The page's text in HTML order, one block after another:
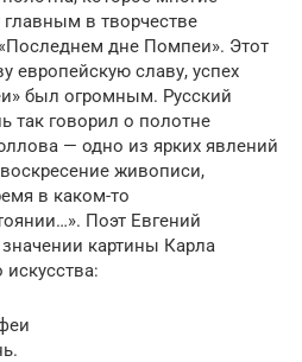
в творчестве
дне Помпеи». Этот
европейскую славу, успех
был огромным. Русский
так говорил о полотне
— одно из ярких явлений
живописи,
в каком-то
Поэт Евгений
картины Карла